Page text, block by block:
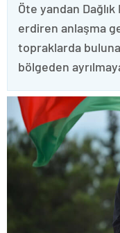
Öte yandan Dağlık
erdiren anlaşma
topraklarda
bölgeden